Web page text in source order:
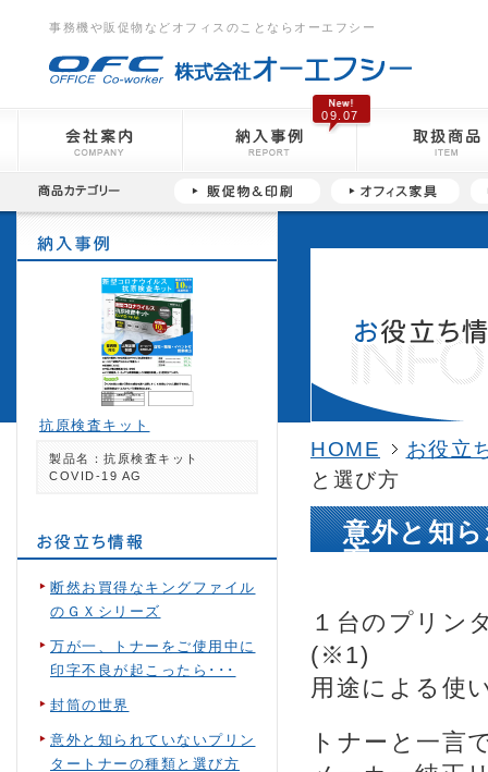
事務機や販促物などオフィスのことならオーエフシー
09.07
抗原検査キット
製品名：抗原検査キット
COVID-19 AG
断然お買得なキングファイル
のＧＸシリーズ
万が一、トナーをご使用中に
印字不良が起こったら･･･
封筒の世界
意外と知られていないプリン
タートナーの種類と選び方
HOME
お役立
と選び方
意外と知
方
１台のプリン
(※1)
用途による使
トナーと一言